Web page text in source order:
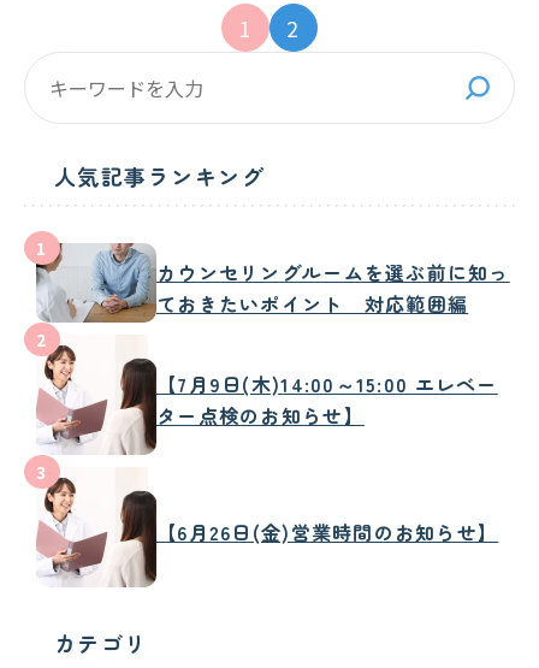
1 2
人気記事ランキング
1
カウンセリングルームを選ぶ前に知っ
ておきたいポイント 対応範囲編
2
【7月9日(木)14:00～15:00 エレベー
ター点検のお知らせ】
3
【6月26日(金)営業時間のお知らせ】
カテゴリ